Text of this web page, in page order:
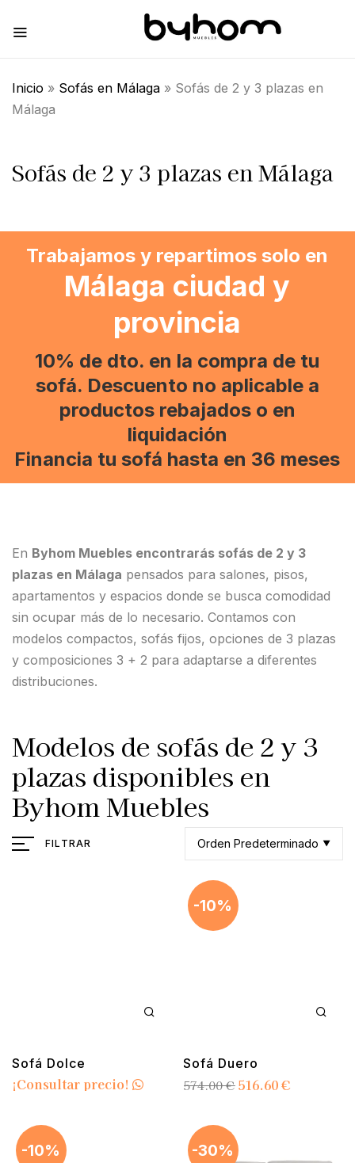
Inicio » Sofás en Málaga » Sofás de 2 y 3 plazas en
Málaga
Sofás de 2 y 3 plazas en Málaga
Trabajamos y repartimos solo en
Málaga ciudad y
provincia
10% de dto. en la compra de tu
sofá. Descuento no aplicable a
productos rebajados o en
liquidación
Financia tu sofá hasta en 36 meses
En Byhom Muebles encontrarás sofás de 2 y 3
plazas en Málaga pensados para salones, pisos,
apartamentos y espacios donde se busca comodidad
sin ocupar más de lo necesario. Contamos con
modelos compactos, sofás fijos, opciones de 3 plazas
y composiciones 3 + 2 para adaptarse a diferentes
distribuciones.
Modelos de sofás de 2 y 3
plazas disponibles en
Byhom Muebles
FILTRAR Orden Predeterminado
Sofá Dolce
¡Consultar precio!
-10%
Sofá Duero
574.00€ 516.60€
-10% -30%